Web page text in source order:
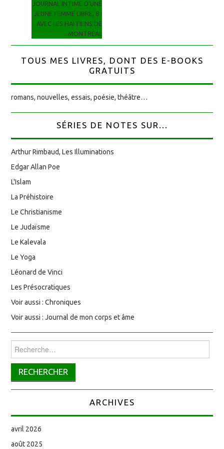
JOURNAL INTIME D’UNE
JEUNE FEMME LIBRE, 8 :
AVEC LES HAÏTIENS DE
MONTRÉAL
TOUS MES LIVRES, DONT DES E-BOOKS
GRATUITS
romans, nouvelles, essais, poésie, théâtre…
SÉRIES DE NOTES SUR...
Arthur Rimbaud, Les Illuminations
Edgar Allan Poe
L'Islam
La Préhistoire
Le Christianisme
Le Judaïsme
Le Kalevala
Le Yoga
Léonard de Vinci
Les Présocratiques
Voir aussi : Chroniques
Voir aussi : Journal de mon corps et âme
Rechercher :
ARCHIVES
avril 2026
août 2025